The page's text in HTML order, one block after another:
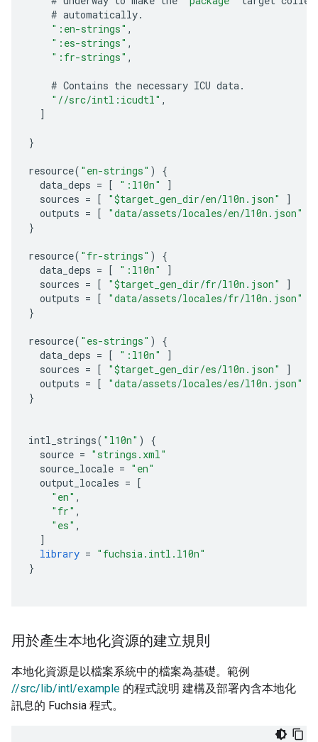
# automatically.
":en-strings" ,
":es-strings" ,
":fr-strings" ,
# Contains the necessary ICU data.
"//src/intl:icudtl" ,
]
}
resource( "en-strings" )
{
data_deps = [ ":l10n"
]
sources = [ "$target_gen_dir/en/l10n.json"
]
outputs = [ "data/assets/locales/en/l10n.json"
}
resource( "fr-strings" )
{
data_deps = [ ":l10n"
]
sources = [ "$target_gen_dir/fr/l10n.json"
]
outputs = [ "data/assets/locales/fr/l10n.json"
}
resource( "es-strings" )
{
data_deps = [ ":l10n"
]
sources = [ "$target_gen_dir/es/l10n.json"
]
outputs = [ "data/assets/locales/es/l10n.json"
}
intl_strings( "l10n" )
{
source = "strings.xml"
source_locale = "en"
output_locales = [
"en" ,
"fr" ,
"es" ,
]
library = "fuchsia.intl.l10n"
}
用於產生本地化資源的建立規則
本地化資源是以檔案系統中的檔案為基礎。範例
//src/lib/intl/example 的程式說明 建構及部署內含本地化
訊息的 Fuchsia 程式。